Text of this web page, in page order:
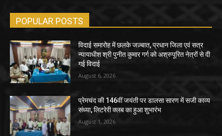
POPULAR POSTS
विदाई समारोह में छलके जज़्बात, प्रधान जिला एवं सत्र
न्यायाधीश श्री पुनीत कुमार गर्ग को अश्रुपूरित नेत्रों से दी
गई विदाई
August 6, 2026
प्रेमचंद की 146वीं जयंती पर डालसा सारण में सजी काव्य
संध्या, लिटरेरी क्लब का हुआ शुभारंभ
August 1, 2026